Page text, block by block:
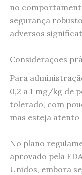
no
segurança
adversos
Considerações
Para
0,2 a 1 mg/kg de
tolerado, com
mas esteja
No plano
aprovado pela
Unidos, embora